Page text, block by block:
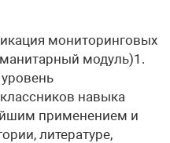
мониторинговых
модуль)1.
навыка
применением и
литературе,